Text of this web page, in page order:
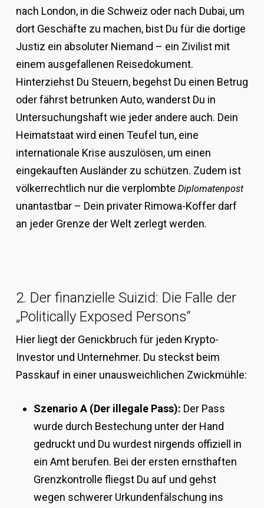
nach London, in die Schweiz oder nach Dubai, um
dort Geschäfte zu machen, bist Du für die dortige
Justiz ein absoluter Niemand – ein Zivilist mit
einem ausgefallenen Reisedokument.
Hinterziehst Du Steuern, begehst Du einen Betrug
oder fährst betrunken Auto, wanderst Du in
Untersuchungshaft wie jeder andere auch. Dein
Heimatstaat wird einen Teufel tun, eine
internationale Krise auszulösen, um einen
eingekauften Ausländer zu schützen. Zudem ist
völkerrechtlich nur die verplombte Diplomatenpost
unantastbar – Dein privater Rimowa-Koffer darf
an jeder Grenze der Welt zerlegt werden.
2. Der finanzielle Suizid: Die Falle der
„Politically Exposed Persons“
Hier liegt der Genickbruch für jeden Krypto-
Investor und Unternehmer. Du steckst beim
Passkauf in einer unausweichlichen Zwickmühle:
Szenario A (Der illegale Pass): Der Pass
wurde durch Bestechung unter der Hand
gedruckt und Du wurdest nirgends offiziell in
ein Amt berufen. Bei der ersten ernsthaften
Grenzkontrolle fliegst Du auf und gehst
wegen schwerer Urkundenfälschung ins